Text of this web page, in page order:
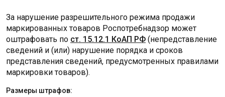
За нарушение разрешительного режима продажи
маркированных товаров Роспотребнадзор может
оштрафовать по ст. 15.12.1 КоАП РФ (непредставление
сведений и (или) нарушение порядка и сроков
представления сведений, предусмотренных правилами
маркировки товаров).
Размеры штрафов: